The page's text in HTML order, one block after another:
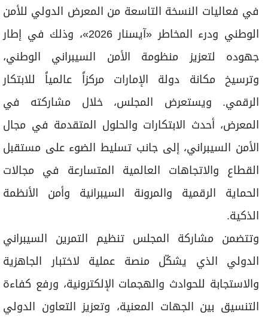
مواقيت الصلاة
الأحوال الجوية
في فعاليات النسخة التاسعة من المعرض الدولي للأمن
الوطني ودرء المخاطر «آيسنار 2026»، وذلك في إطار
جهوده لتعزيز منظومة الأمن السيبراني الوطني،
وترسيخ مكانة دولة الإمارات مركزاً عالمياً للابتكار
الرقمي. ويستعرض المجلس، خلال مشاركته في
المعرض، أحدث الابتكارات والحلول المتقدمة في مجال
الأمن السيبراني، إلى جانب تسليط الضوء على مستقبل
القطاع والاتجاهات العالمية المتسارعة في مجالات
الحماية الرقمية والمرونة السيبرانية وأمن الأنظمة
الذكية.
وتتضمن مشاركة المجلس تنظيم التمرين السيبراني
الدولي الذي يشكّل منصة عملية لاختبار الجاهزية
والاستجابة للحوادث والهجمات الإلكترونية، ورفع كفاءة
التنسيق بين الجهات المعنية، وتعزيز التعاون الدولي